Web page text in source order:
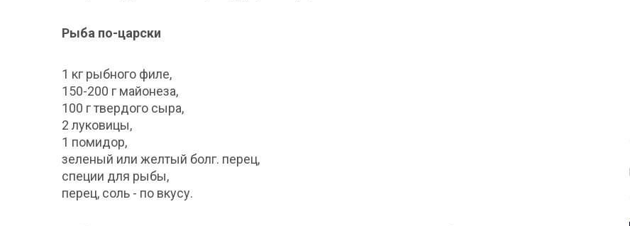
Рыба по-царски
1 кг рыбного филе,
150-200 г майонеза,
100 г твердого сыра,
2 луковицы,
1 помидор,
зеленый или желтый болг. перец,
специи для рыбы,
перец, соль - по вкусу.